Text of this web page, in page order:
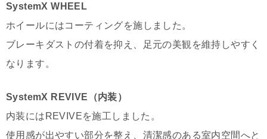
SystemX WHEEL
ホイールにはコーティングを施しました。
ブレーキダストの付着を抑え、足元の美観を維持しやすく
なります。
SystemX REVIVE（内装）
内装にはREVIVEを施工しました。
使用感が出やすい部分を整え、清潔感のある室内空間へと